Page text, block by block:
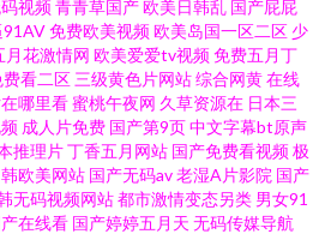
91国产高清视频 国产片aaa免费播放 一区区
司机 老司机七区八区 久久夜色精品国产噜
站在线观看 人兽人人操 在线免费毛片 超碰
性交a 国产精品久久久久久婷婷天堂 综合国
视频青青草国产欧美日韩乱 国产屁屁
91AV免费欧美视频欧美岛国一区二区 少
月花激情网 欧美爱爱tv视频免费五月丁
费看二区 三级黄色片网站综合网黄在线
哪里看蜜桃午夜网 久草资源在 日本三
成人片免费 国产第9页中文字幕bt原声
推理片丁香五月网站 国产免费看视频极
欧美网站 国产无码av老湿A片影院 国产
无码视频网站都市激情变态另类 男女91
在线看 国产婷婷五月天 无码传媒导航